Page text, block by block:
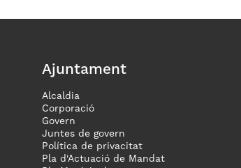
Ajuntament
Alcaldia
Corporació
Govern
Juntes de govern
Política de privacitat
Pla d'Actuació de Mandat